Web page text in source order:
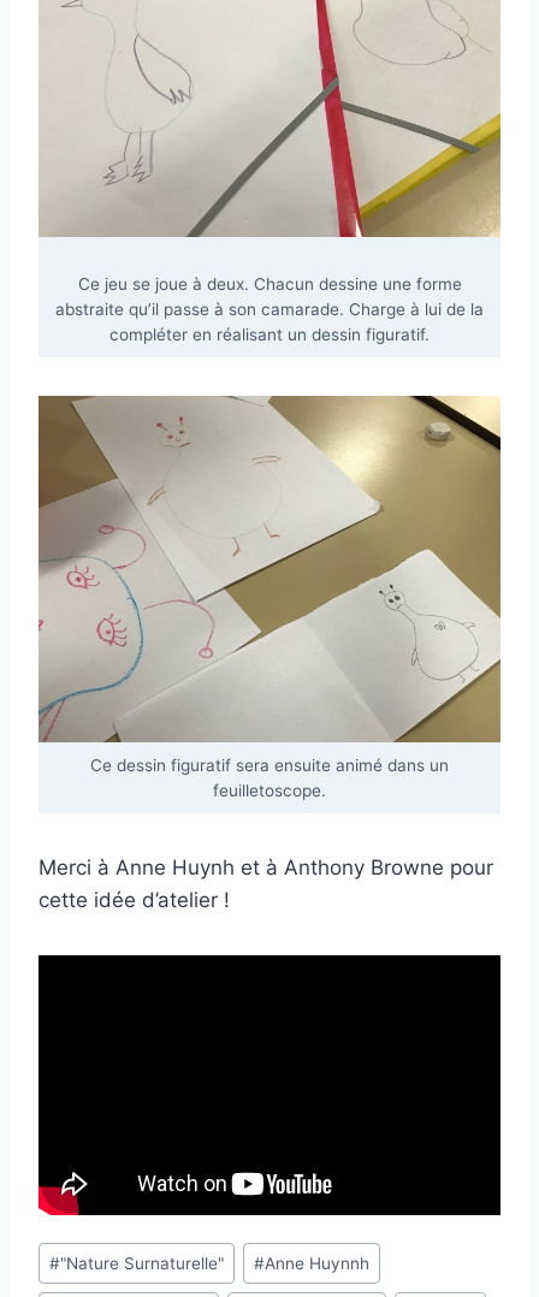
Ce jeu se joue à deux. Chacun dessine une forme
abstraite qu’il passe à son camarade. Charge à lui de la
compléter en réalisant un dessin figuratif.
Ce dessin figuratif sera ensuite animé dans un
feuilletoscope.
Merci à Anne Huynh et à Anthony Browne pour
cette idée d’atelier !
Étiquettes
de
#"Nature Surnaturelle" #Anne Huynnh